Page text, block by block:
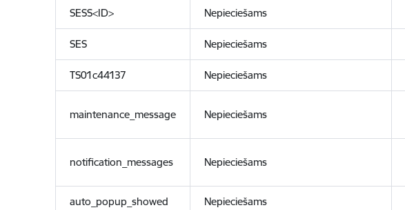
SESS<ID> Nepieciešams
SES Nepieciešams
TS01c44137 Nepieciešams
maintenance_message Nepieciešams
notification_messages Nepieciešams
auto_popup_showed Nepieciešams